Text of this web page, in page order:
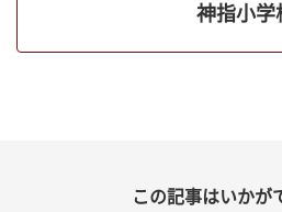
神指小学
この記事はいかが